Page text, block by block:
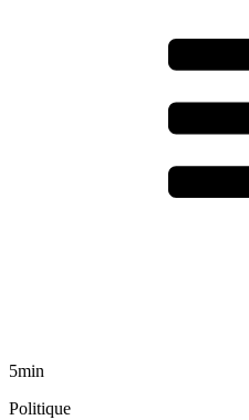
5min
Politique